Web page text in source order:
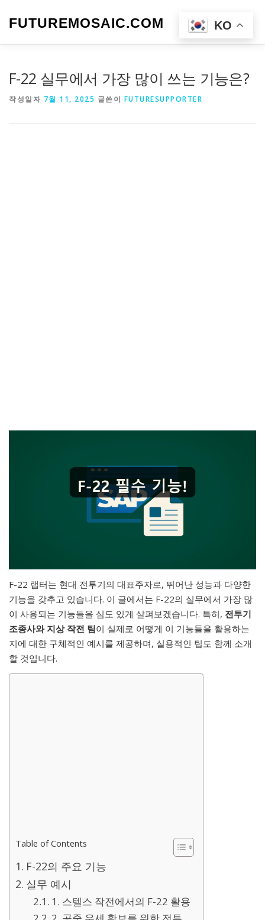
FUTUREMOSAIC.COM 메뉴
F-22 실무에서 가장 많이 쓰는 기능은?
작성일자 7월 11, 2025 글쓴이 FUTURESUPPORTER
F-22 랩터는 현대 전투기의 대표주자로, 뛰어난 성능과 다양한
기능을 갖추고 있습니다. 이 글에서는 F-22의 실무에서 가장 많
이 사용되는 기능들을 심도 있게 살펴보겠습니다. 특히, 전투기
조종사와 지상 작전 팀이 실제로 어떻게 이 기능들을 활용하는
지에 대한 구체적인 예시를 제공하며, 실용적인 팁도 함께 소개
할 것입니다.
Table of Contents
F-22의 주요 기능
실무 예시
1. 스텔스 작전에서의 F-22 활용
KO